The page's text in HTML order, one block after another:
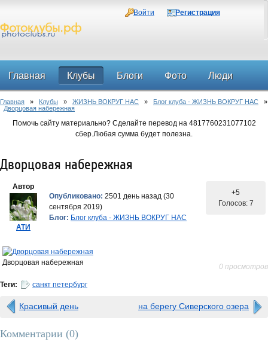
Войти Регистрация
Главная Клубы Блоги Фото Люди
Форум
Главная » Клубы » ЖИЗНЬ ВОКРУГ НАС » Блог клуба - ЖИЗНЬ ВОКРУГ НАС »
Дворцовая набережная
Помочь сайту материально? Сделайте перевод на 4817760231077102
сбер.Любая сумма будет полезна.
Дворцовая набережная
Автор
АТИ
Опубликовано: 2501 день назад (30
сентября 2019)
Блог: Блог клуба - ЖИЗНЬ ВОКРУГ НАС
+5
Голосов: 7
Дворцовая набережная 0 просмотров
Теги: санкт петербург
Красивый день на берегу Сиверского озера
Комментарии (0)